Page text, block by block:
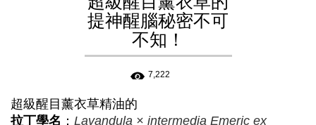
提神醒腦秘密不可
不知！
7,222
超級醒目薰衣草精油的
拉丁學名 ： Lavandula × intermedia Emeric ex